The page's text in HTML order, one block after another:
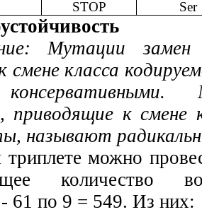
STOP Ser
Мутации замен
смене класса
приводящие к смене
называют
можно
количество
61 по 9 = 549. Из них: